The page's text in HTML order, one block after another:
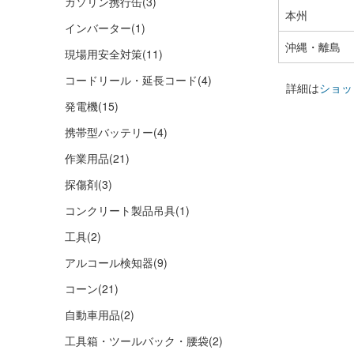
インバーター(1)
現場用安全対策(11)
コードリール・延長コード(4)
発電機(15)
携帯型バッテリー(4)
作業用品(21)
探傷剤(3)
コンクリート製品吊具(1)
工具(2)
アルコール検知器(9)
コーン(21)
自動車用品(2)
工具箱・ツールバック・腰袋(2)
本州
沖縄・離島
詳細はショ